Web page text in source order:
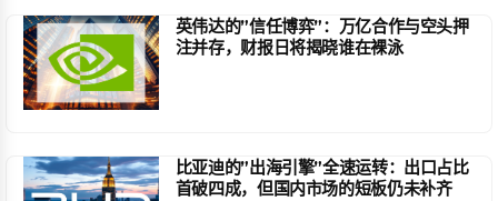
英伟达的”信任博弈”：万亿合作与空头押
注并存，财报日将揭晓谁在裸泳
比亚迪的”出海引擎”全速运转：出口占比
首破四成，但国内市场的短板仍未补齐